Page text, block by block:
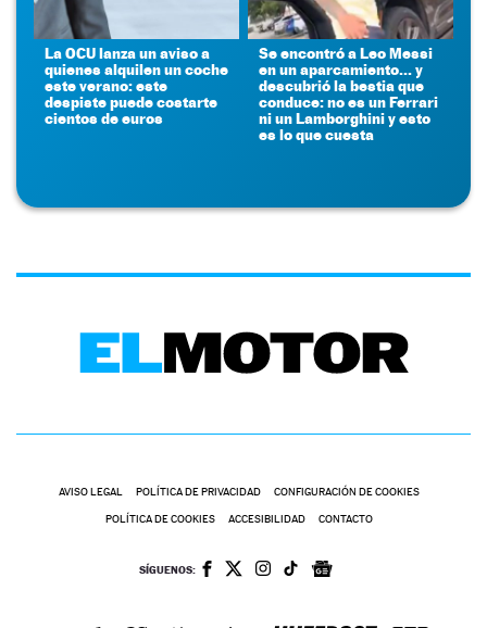
La OCU lanza un aviso a
quienes alquilen un coche
este verano: este
despiste puede costarte
cientos de euros
Se encontró a Leo Messi
en un aparcamiento... y
descubrió la bestia que
conduce: no es un Ferrari
ni un Lamborghini y esto
es lo que cuesta
AVISO LEGAL POLÍTICA DE PRIVACIDAD CONFIGURACIÓN DE COOKIES
POLÍTICA DE COOKIES ACCESIBILIDAD CONTACTO
SÍGUENOS: